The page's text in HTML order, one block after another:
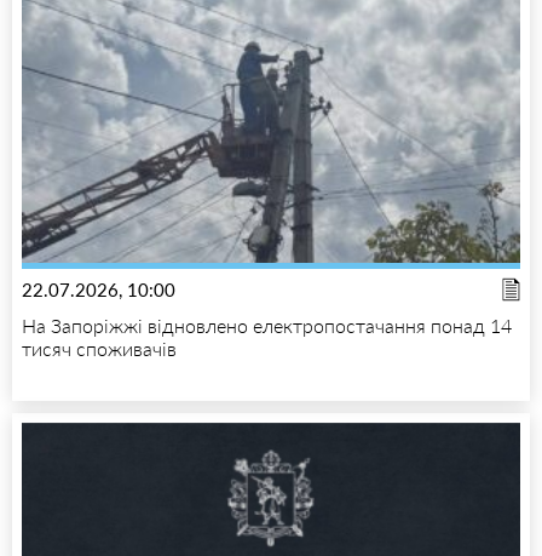
22.07.2026, 10:00
На Запоріжжі відновлено електропостачання понад 14
тисяч споживачів